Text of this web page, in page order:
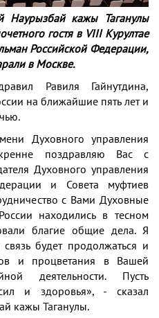
Наурызбай кажы Таганулы
гостя в VIII Курултае
Российской Федерации,
в Москве.
Равиля Гайнутдина,
на ближайшие пять лет и
Духовного управления
поздравляю Вас с
Духовного управления
и Совета муфтиев
с Вами Духовные
находились в тесном
благие общие дела. Я
будет продолжаться и
и процветания в Вашей
деятельности. Пусть
и здоровья», - сказал
кажы Таганулы.